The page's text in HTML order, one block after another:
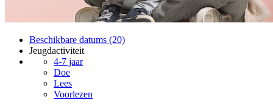
Beschikbare datums (20)
Jeugdactiviteit
4-7 jaar
Doe
Lees
Voorlezen